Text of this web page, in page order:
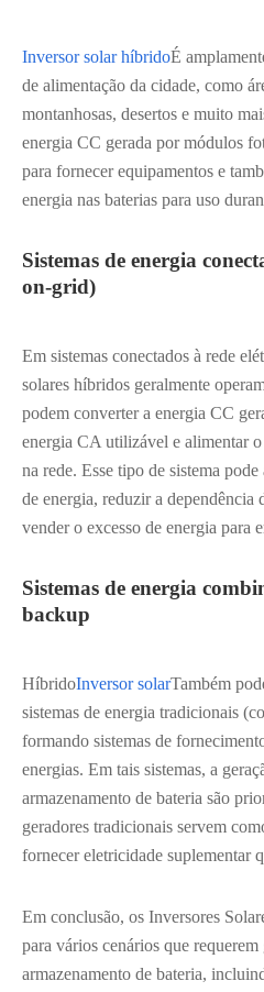
Inversor solar híbridoÉ
de alimentação da cidade, como
montanhosas, desertos e muito
energia CC gerada por módulos
para fornecer equipamentos e
energia nas baterias para uso
Sistemas de energia
on-grid)
Em sistemas conectados à rede
solares híbridos geralmente
podem converter a energia CC
energia CA utilizável e alimentar
na rede. Esse tipo de sistema
de energia, reduzir a dependência
vender o excesso de energia para
Sistemas de energia
backup
HíbridoInversor solarTambém
sistemas de energia tradicionais
formando sistemas de
energias. Em tais sistemas, a
armazenamento de bateria são
geradores tradicionais servem
fornecer eletricidade suplementar
Em conclusão, os Inversores
para vários cenários que
armazenamento de bateria,